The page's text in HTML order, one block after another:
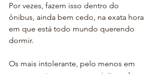
Por vezes, fazem isso dentro do
ônibus, ainda bem cedo, na exata hora
em que está todo mundo querendo
dormir.
Os mais intolerante, pelo menos em